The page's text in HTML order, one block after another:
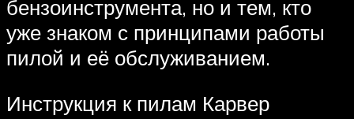
бензоинструмента, но и тем, кто
уже знаком с принципами работы
пилой и её обслуживанием.
Инструкция к пилам Карвер